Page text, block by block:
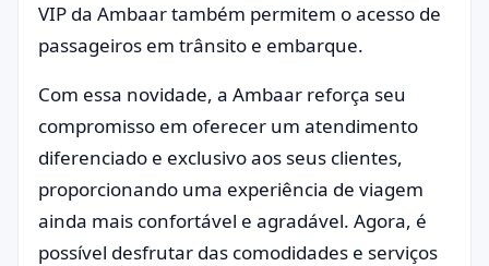
VIP da Ambaar também permitem o acesso de
passageiros em trânsito e embarque.
Com essa novidade, a Ambaar reforça seu
compromisso em oferecer um atendimento
diferenciado e exclusivo aos seus clientes,
proporcionando uma experiência de viagem
ainda mais confortável e agradável. Agora, é
possível desfrutar das comodidades e serviços